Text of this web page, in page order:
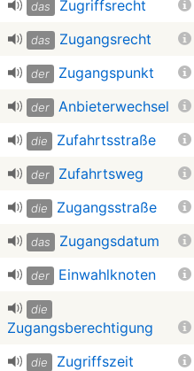
das Zugriffsrecht
das Zugangsrecht
der Zugangspunkt
der Anbieterwechsel
die Zufahrtsstraße
der Zufahrtsweg
die Zugangsstraße
das Zugangsdatum
der Einwahlknoten
die
Zugangsberechtigung
die Zugriffszeit